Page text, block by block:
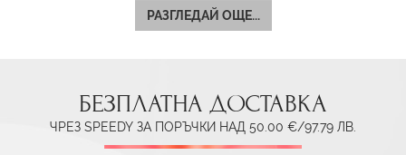
РАЗГЛЕДАЙ ОЩЕ...
БЕЗПЛАТНА ДОСТАВКА
ЧРЕЗ SPEEDY ЗА ПОРЪЧКИ НАД 50.00 €/97.79 ЛВ.